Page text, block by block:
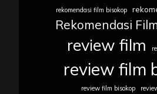
rekomendasi film bisokop
Rekomendasi
review film
review film
review film bisokop